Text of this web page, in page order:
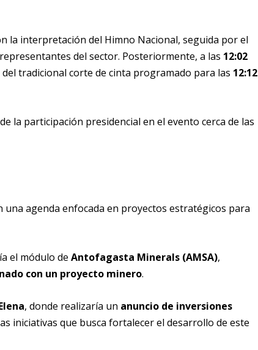
la interpretación del Himno Nacional, seguida por el
del sector. Posteriormente, a las 12:02
tradicional corte de cinta programado para las 12:12
la participación presidencial en el evento cerca de las
agenda enfocada en proyectos estratégicos para
el módulo de Antofagasta Minerals (AMSA),
con un proyecto minero.
, donde realizaría un anuncio de inversiones
iniciativas que busca fortalecer el desarrollo de este